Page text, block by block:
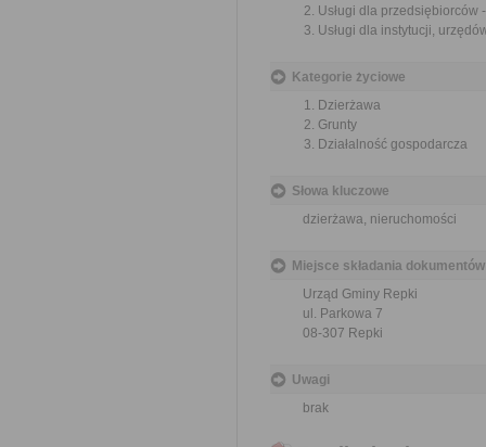
Usługi dla
Usługi dla instytucji,
Kategorie życiowe
Dzierżawa
Grunty
Działalność gospodarcza
Słowa kluczowe
dzierżawa, nieruchomości
Miejsce składania dokumentów
Urząd Gminy Repki
ul. Parkowa 7
08-307 Repki
Uwagi
brak